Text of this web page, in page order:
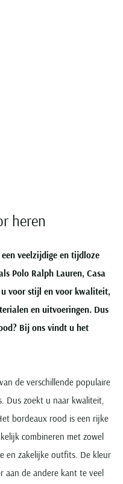
heren
veelzijdige en tijdloze
Polo Ralph Lauren, Casa
voor stijl en voor kwaliteit,
en uitvoeringen. Dus
Bij ons vindt u het
de verschillende populaire
Dus zoekt u naar kwaliteit,
bordeaux rood is een rijke
combineren met zowel
en zakelijke outfits. De kleur
aan de andere kant te veel